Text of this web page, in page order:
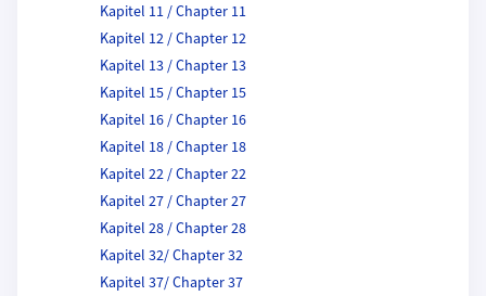
Kapitel 11 / Chapter 11
Kapitel 12 / Chapter 12
Kapitel 13 / Chapter 13
Kapitel 15 / Chapter 15
Kapitel 16 / Chapter 16
Kapitel 18 / Chapter 18
Kapitel 22 / Chapter 22
Kapitel 27 / Chapter 27
Kapitel 28 / Chapter 28
Kapitel 32/ Chapter 32
Kapitel 37/ Chapter 37